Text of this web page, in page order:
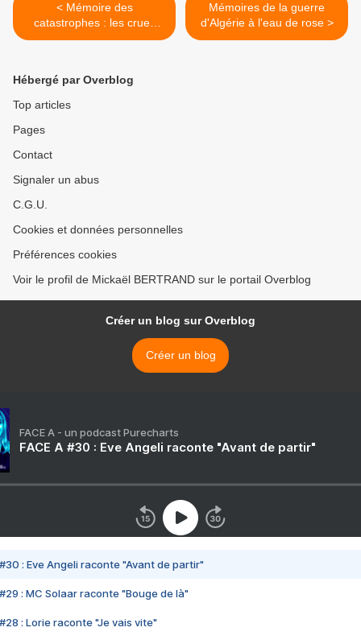
< Mémoire des
catastrophes : les crues
fluviales
Mémoires de la guerre
d'Algérie à l'eau de rose >
Hébergé par Overblog
Top articles
Pages
Contact
Signaler un abus
C.G.U.
Cookies et données personnelles
Préférences cookies
Voir le profil de Mickaël BERTRAND sur le portail Overblog
Créer un blog sur Overblog
Créer un blog
FACE A - un podcast Purecharts
FACE A #30 : Eve Angeli raconte "Avant de partir"
#30 : Eve Angeli raconte "Avant de partir"
#29 : MC Solaar raconte "Bouge de là"
#28 : Lorie raconte "Je vais vite"